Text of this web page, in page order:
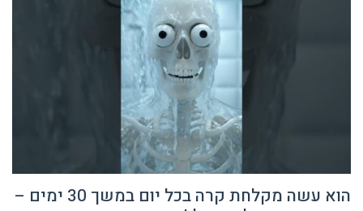
הוא עשה מקלחת קרה בכל יום במשך 30 ימים –